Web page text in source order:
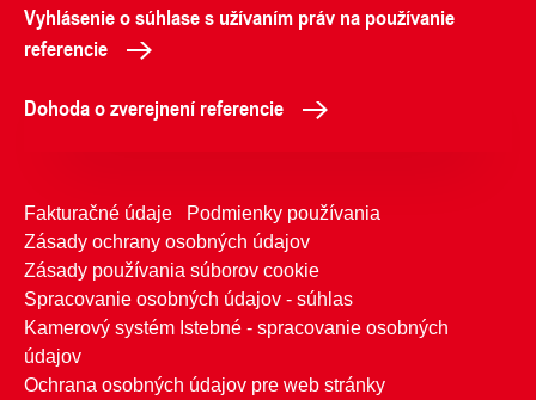
Vyhlásenie o súhlase s užívaním práv na používanie
referencie
Dohoda o zverejnení referencie
Fakturačné údaje
Podmienky používania
Zásady ochrany osobných údajov
Zásady používania súborov cookie
Spracovanie osobných údajov - súhlas
Kamerový systém Istebné - spracovanie osobných
údajov
Ochrana osobných údajov pre web stránky